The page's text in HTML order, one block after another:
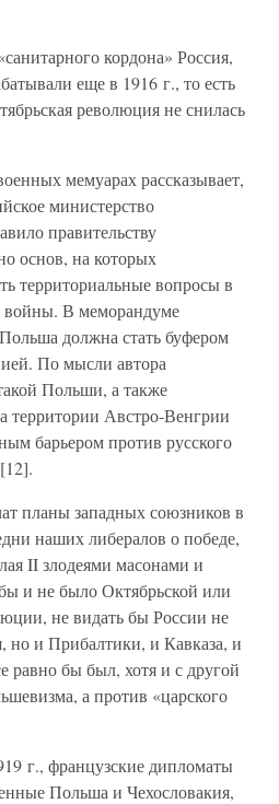
кордона» Россия,
еще в 1916 г., то есть
революция не снилась
мемуарах рассказывает,
министерство
правительству
основ, на которых
территориальные вопросы в
войны. В меморандуме
должна стать буфером
По мысли автора
Польши, а также
территории Австро-Венгрии
барьером против русского
планы западных союзников в
наших либералов о победе,
II злодеями масонами и
и не было Октябрьской или
не видать бы России не
но и Прибалтики, и Кавказа, и
равно бы был, хотя и с другой
а против «царского
г., французские дипломаты
Польша и Чехословакия,